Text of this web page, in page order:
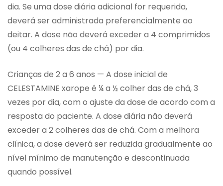
dia. Se uma dose diária adicional for requerida,
deverá ser administrada preferencialmente ao
deitar. A dose não deverá exceder a 4 comprimidos
(ou 4 colheres das de chá) por dia.
Crianças de 2 a 6 anos — A dose inicial de
CELESTAMINE xarope é ¼ a ½ colher das de chá, 3
vezes por dia, com o ajuste da dose de acordo com a
resposta do paciente. A dose diária não deverá
exceder a 2 colheres das de chá. Com a melhora
clínica, a dose deverá ser reduzida gradualmente ao
nível mínimo de manutenção e descontinuada
quando possível.